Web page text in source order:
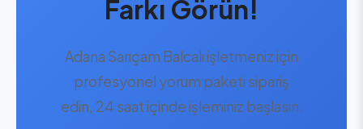
Farkı Görün!
Adana Sarıçam Balcalı işletmeniz için
profesyonel yorum paketi sipariş
edin, 24 saat içinde işleminiz başlasın.